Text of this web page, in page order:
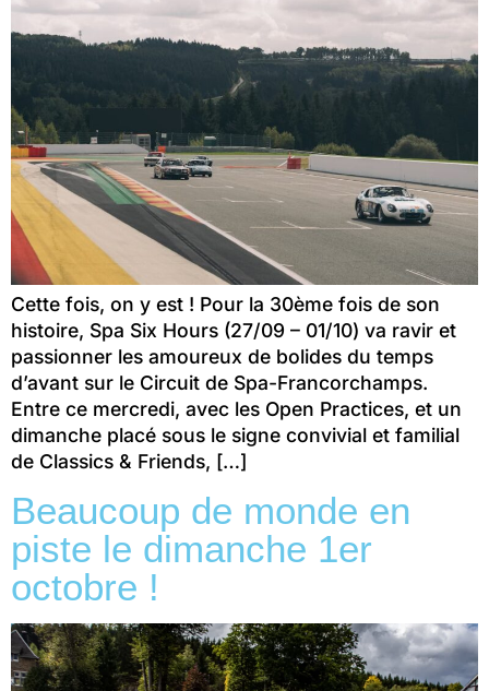
Cette fois, on y est ! Pour la 30ème fois de son
histoire, Spa Six Hours (27/09 – 01/10) va ravir et
passionner les amoureux de bolides du temps
d’avant sur le Circuit de Spa-Francorchamps.
Entre ce mercredi, avec les Open Practices, et un
dimanche placé sous le signe convivial et familial
de Classics & Friends, […]
Beaucoup de monde en
piste le dimanche 1er
octobre !